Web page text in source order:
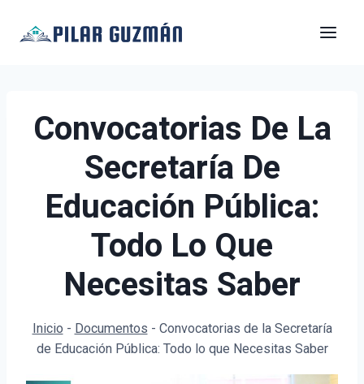
Convocatorias De La
Secretaría De
Educación Pública:
Todo Lo Que
Necesitas Saber
Inicio - Documentos - Convocatorias de la Secretaría
de Educación Pública: Todo lo que Necesitas Saber